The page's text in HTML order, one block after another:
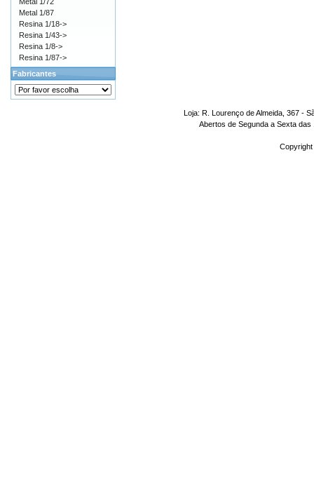
Metal 1/87
Resina 1/18->
Resina 1/43->
Resina 1/8->
Resina 1/87->
Fabricantes
Loja: R. Lourenço de Almeida, 367 -
Abertos de Segunda a Sexta